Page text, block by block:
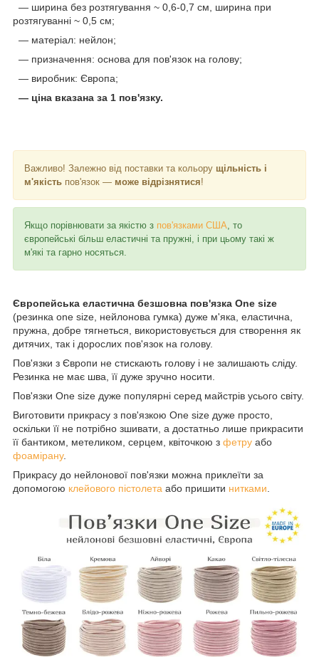
— ширина без розтягування ~ 0,6-0,7 см, ширина при
розтягуванні ~ 0,5 см;
— матеріал: нейлон;
— призначення: основа для пов'язок на голову;
— виробник: Європа;
— ціна вказана за 1 пов'язку.
Важливо! Залежно від поставки та кольору щільність і
м'якість пов'язок — може відрізнятися!
Якщо порівнювати за якістю з пов'язками США , то
європейські більш еластичні та пружні, і при цьому такі ж
м'які та гарно носяться.
Європейська еластична безшовна пов'язка One size
(резинка one size, нейлонова гумка) дуже м'яка, еластична,
пружна, добре тягнеться, використовується для створення як
дитячих, так і дорослих пов'язок на голову.
Пов'язки з Європи не стискають голову і не залишають сліду.
Резинка не має шва, її дуже зручно носити.
Пов'язки One size дуже популярні серед майстрів усього світу.
Виготовити прикрасу з пов'язкою One size дуже просто,
оскільки її не потрібно зшивати, а достатньо лише прикрасити
її бантиком, метеликом, серцем, квіточкою з фетру або
фоамірану.
Прикрасу до нейлонової пов'язки можна приклеїти за
допомогою клейового пістолета або пришити нитками